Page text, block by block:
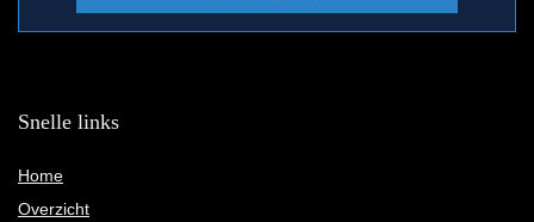
Snelle links
Home
Overzicht